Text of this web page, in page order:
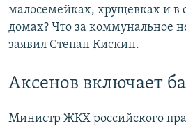
малосемейках, хрущевках и в
домах? Что за коммунальное
заявил Степан Кискин.
Аксенов включает
Министр ЖКХ российского